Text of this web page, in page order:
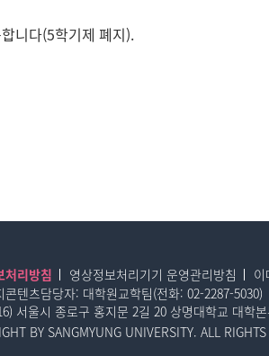
니다(5학기제 폐지).
처리방침 영상정보처리기기 운영관리방침
콘텐츠담당자: 대학원교학팀(전화: 02-2287-5030)
서울시 종로구 홍지문 2길 20 상명대학교 대학
BY SANGMYUNG UNIVERSITY. ALL RIGHTS